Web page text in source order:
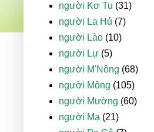
người Kơ Tu (31)
người La Hủ (7)
người Lào (10)
người Lự (5)
người M'Nông (68)
người Mông (105)
người Mường (60)
người Mạ (21)